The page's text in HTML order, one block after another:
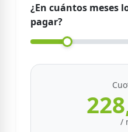
¿En cuántos meses
pagar?
/